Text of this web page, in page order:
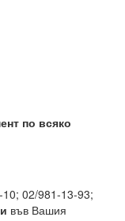
по всяко
02/981-13-93;
във Вашия